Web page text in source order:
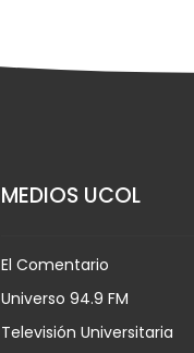
MEDIOS UCOL
El Comentario
Universo 94.9 FM
Televisión Universitaria